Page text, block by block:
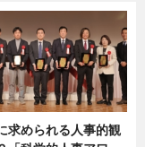
求められる人事的観